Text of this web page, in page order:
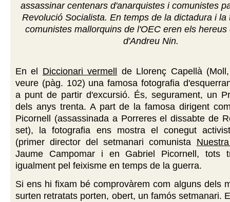
assassinar centenars d'anarquistes i comunistes
Revolució Socialista. En temps de la dictadura i la
comunistes mallorquins de l'OEC eren els hereus
d'Andreu Nin.
En el Diccionari vermell
de Llorenç Capellà
veure (pàg. 102) una famosa fotografia
a punt de partir d'excursió. És, segurament, un
dels anys trenta. A part de la famosa dirigent
Picornell (assassinada a Porreres el dissabte de
set), la fotografia ens mostra el conegut
(primer director del setmanari comunista
Jaume Campomar i en Gabriel Picornell, tots
igualment pel feixisme en temps de la guerra.
Si ens hi fixam bé comprovàrem com alguns dels
surten retratats porten, obert, un famós setmanari.